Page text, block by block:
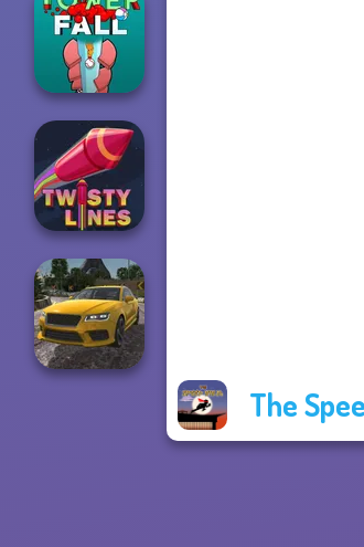
The
Music Rush
Tower Fall
Twisty Lines